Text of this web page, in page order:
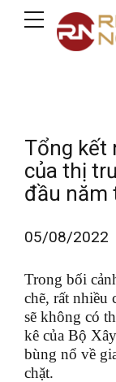
Tổng kết
của thị
đầu năm
05/08/2022
Trong bối
chẽ, rất nhiều
sẽ không có
kê của Bộ
bùng nổ về
chặt.